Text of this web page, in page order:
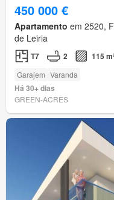
450 000 €
Apartamento em 2520,
de Leiria
T7 2 115
Garajem Varanda
Há 30+ dias
GREEN-ACRES